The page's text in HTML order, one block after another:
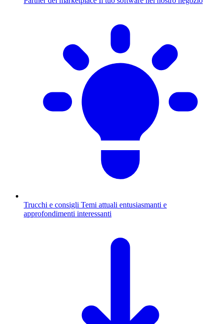
Trucchi e consigli Temi attuali entusiasmanti e
approfondimenti interessanti